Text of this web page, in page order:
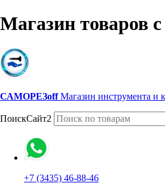
Магазин товаров
САМОРЕЗoff Магазин инструмента и
ПоискСайт2
+7 (3435) 46-88-46